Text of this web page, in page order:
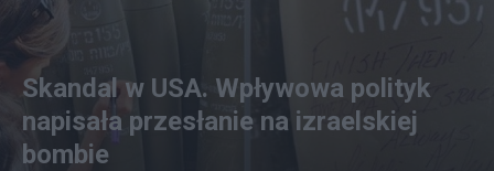
Skandal w USA. Wpływowa polityk
napisała przesłanie na izraelskiej
bombie